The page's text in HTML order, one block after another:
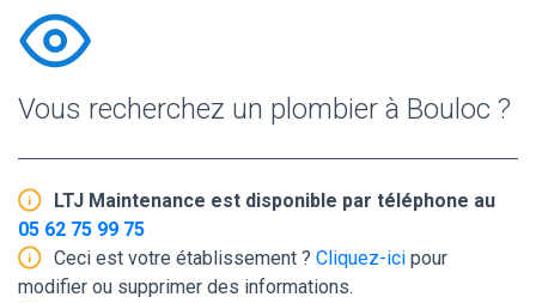
Vous recherchez un plombier à Bouloc ?
LTJ Maintenance est disponible par téléphone au
05 62 75 99 75
Ceci est votre établissement ? Cliquez-ici pour
modifier ou supprimer des informations.